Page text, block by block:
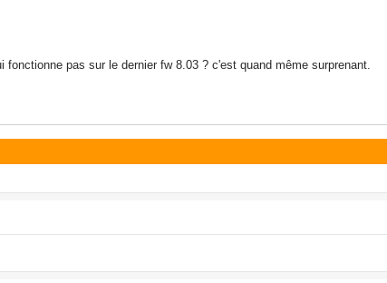
pas sur le dernier fw 8.03 ? c'est quand même surprenant.